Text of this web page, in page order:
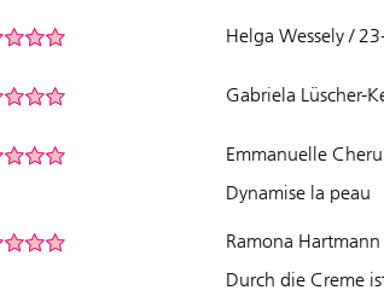
Helga Wessely /
Gabriela Lüscher-
Emmanuelle
Dynamise la peau
Ramona
Durch die Creme